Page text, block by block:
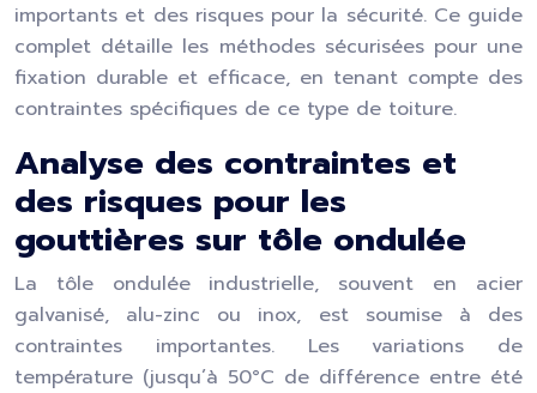
importants et des risques pour la sécurité. Ce guide
complet détaille les méthodes sécurisées pour une
fixation durable et efficace, en tenant compte des
contraintes spécifiques de ce type de toiture.
Analyse des contraintes et
des risques pour les
gouttières sur tôle ondulée
La tôle ondulée industrielle, souvent en acier
galvanisé, alu-zinc ou inox, est soumise à des
contraintes importantes. Les variations de
température (jusqu’à 50°C de différence entre été